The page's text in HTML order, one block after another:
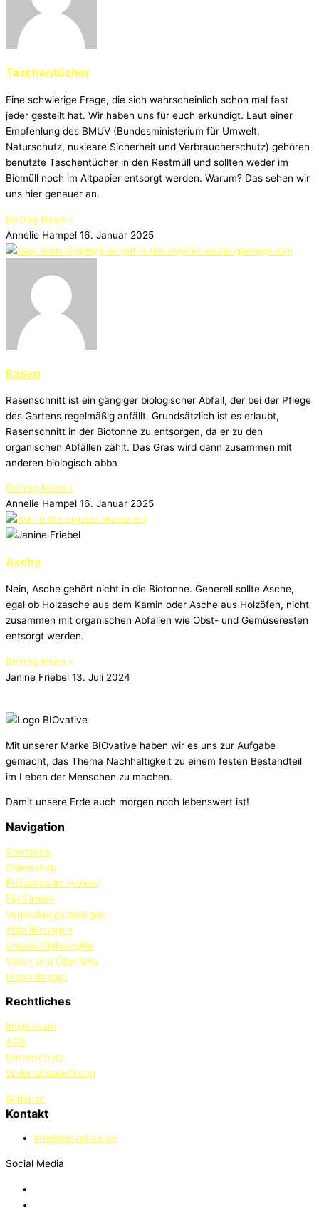
Taschentücher
Eine schwierige Frage, die sich wahrscheinlich schon mal fast
jeder gestellt hat. Wir haben uns für euch erkundigt. Laut einer
Empfehlung des BMUV (Bundesministerium für Umwelt,
Naturschutz, nukleare Sicherheit und Verbraucherschutz) gehören
benutzte Taschentücher in den Restmüll und sollten weder im
Biomüll noch im Altpapier entsorgt werden. Warum? Das sehen wir
uns hier genauer an.
Beitrag lesen »
Annelie Hampel 16. Januar 2025
Rasen
Rasenschnitt ist ein gängiger biologischer Abfall, der bei der Pflege
des Gartens regelmäßig anfällt. Grundsätzlich ist es erlaubt,
Rasenschnitt in der Biotonne zu entsorgen, da er zu den
organischen Abfällen zählt. Das Gras wird dann zusammen mit
anderen biologisch abba
Beitrag lesen »
Annelie Hampel 16. Januar 2025
Asche
Nein, Asche gehört nicht in die Biotonne. Generell sollte Asche,
egal ob Holzasche aus dem Kamin oder Asche aus Holzöfen, nicht
zusammen mit organischen Abfällen wie Obst- und Gemüseresten
entsorgt werden.
Beitrag lesen »
Janine Friebel 13. Juli 2024
Mit unserer Marke BIOvative haben wir es uns zur Aufgabe
gemacht, das Thema Nachhaltigkeit zu einem festen Bestandteil
im Leben der Menschen zu machen.
Damit unsere Erde auch morgen noch lebenswert ist!
Navigation
Startseite
Onlineshop
BIOvative im Handel
Für Firmen
Verpackungslösungen
Abfalllösungen
Unsere Philosophie
Vision und Über Uns
Unser Impact
Rechtliches
Impressum
AGB
Datenschutz
Widerrufsbelehrung
Widerruf
Kontakt
info@biovative.de
Social Media